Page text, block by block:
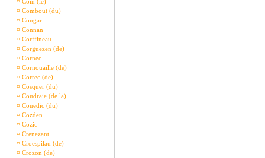
¤ Combout (du)
¤ Congar
¤ Connan
¤ Corffineau
¤ Corguezen (de)
¤ Cornec
¤ Cornouaille (de)
¤ Correc (de)
¤ Cosquer (du)
¤ Coudraie (de la)
¤ Couedic (du)
¤ Cozden
¤ Cozic
¤ Crenezant
¤ Croespilau (de)
¤ Crozon (de)